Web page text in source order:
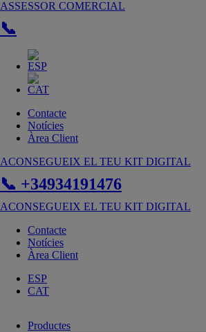
Vés
contingut
ASSESSOR COMERCIAL
📞
Contacte
Notícies
Àrea Client
ACONSEGUEIX EL TEU KIT DIGITAL
📞 +34934191476
ACONSEGUEIX EL TEU KIT DIGITAL
Contacte
Notícies
Àrea Client
ESP
CAT
Productes